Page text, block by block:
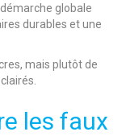
globale
durables et une
mais plutôt de
les faux